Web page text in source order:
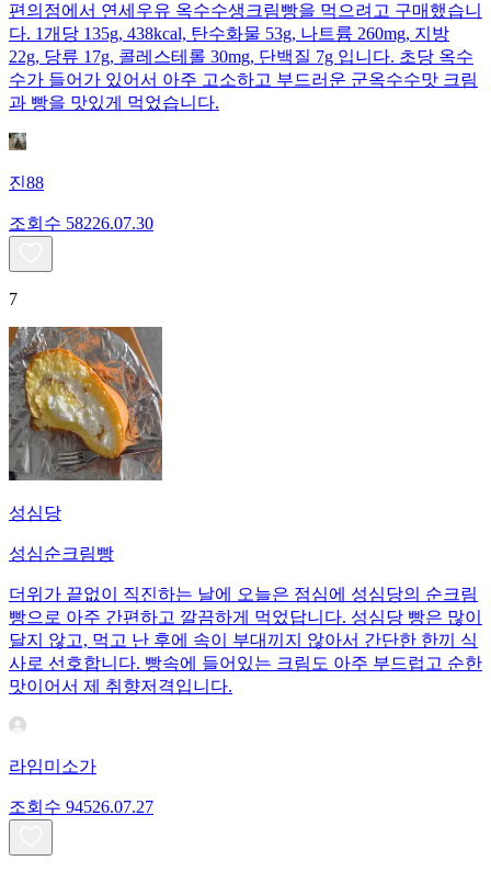
편의점에서 연세우유 옥수수생크림빵을 먹으려고 구매했습니
다. 1개당 135g, 438kcal, 탄수화물 53g, 나트륨 260mg, 지방
22g, 당류 17g, 콜레스테롤 30mg, 단백질 7g 입니다. 초당 옥수
수가 들어가 있어서 아주 고소하고 부드러운 군옥수수맛 크림
과 빵을 맛있게 먹었습니다.
진88
조회수 58226.07.30
7
성심당
성심순크림빵
더위가 끝없이 직진하는 날에 오늘은 점심에 성심당의 순크림
빵으로 아주 간편하고 깔끔하게 먹었답니다. 성심당 빵은 많이
달지 않고, 먹고 난 후에 속이 부대끼지 않아서 간단한 한끼 식
사로 선호합니다. 빵속에 들어있는 크림도 아주 부드럽고 순한
맛이어서 제 취향저격입니다.
라임미소가
조회수 94526.07.27